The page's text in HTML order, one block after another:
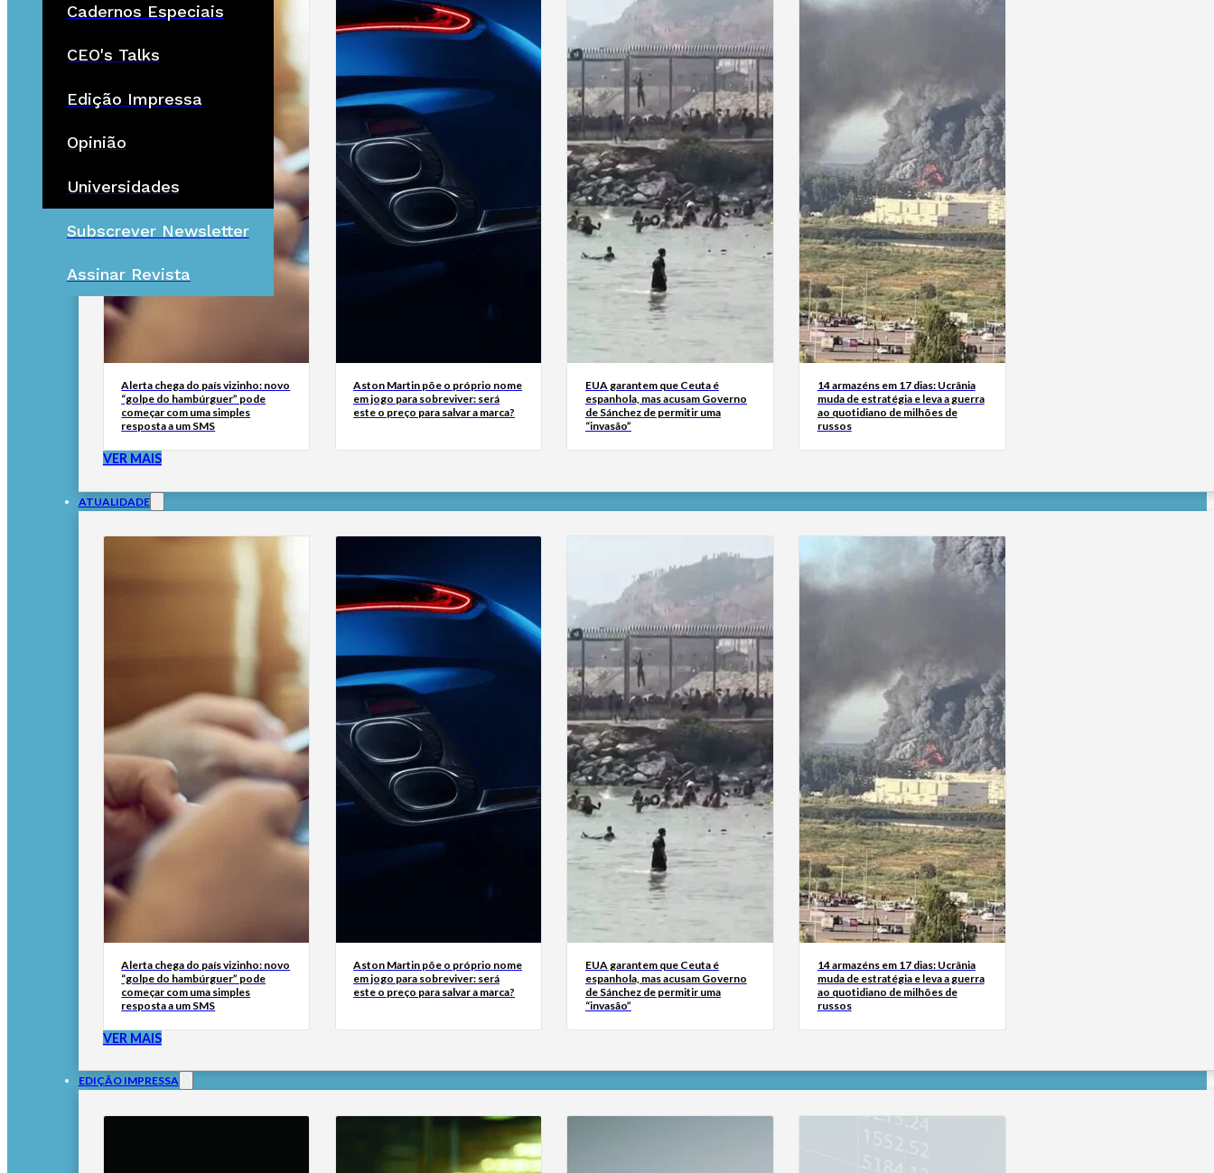
Cadernos Especiais
CEO's Talks
Edição Impressa
Opinião
Universidades
Subscrever Newsletter
Assinar Revista
Alerta chega do país vizinho: novo
“golpe do hambúrguer” pode
começar com uma simples
resposta a um SMS
Aston Martin põe o próprio nome
em jogo para sobreviver: será
este o preço para salvar a marca?
EUA garantem que Ceuta é
espanhola, mas acusam Governo
de Sánchez de permitir uma
“invasão”
14 armazéns em 17 dias: Ucrânia
muda de estratégia e leva a guerra
ao quotidiano de milhões de
russos
VER MAIS
ATUALIDADE
Alerta chega do país vizinho: novo
“golpe do hambúrguer” pode
começar com uma simples
resposta a um SMS
Aston Martin põe o próprio nome
em jogo para sobreviver: será
este o preço para salvar a marca?
EUA garantem que Ceuta é
espanhola, mas acusam Governo
de Sánchez de permitir uma
“invasão”
14 armazéns em 17 dias: Ucrânia
muda de estratégia e leva a guerra
ao quotidiano de milhões de
russos
VER MAIS
EDIÇÃO IMPRESSA